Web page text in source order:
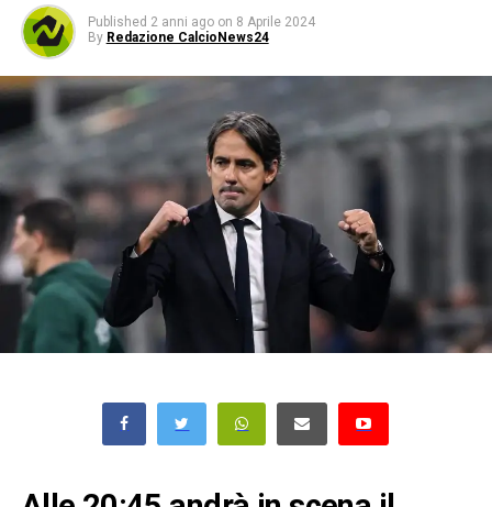
Published 2 anni ago on 8 Aprile 2024
By Redazione CalcioNews24